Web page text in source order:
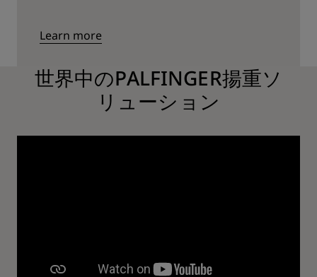
Learn more
世界中のPALFINGER揚重ソ
リューション